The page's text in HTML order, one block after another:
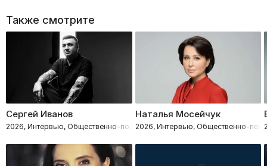
Также смотрите
Сергей Иванов
2026, Интервью, Общественно-политическое
Наталья Мосейчук
2026, Интервью, Общественно-